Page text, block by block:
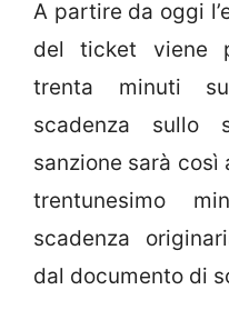
A partire da oggi
del ticket viene
trenta minuti
scadenza sullo
sanzione sarà
trentunesimo
scadenza
dal documento di